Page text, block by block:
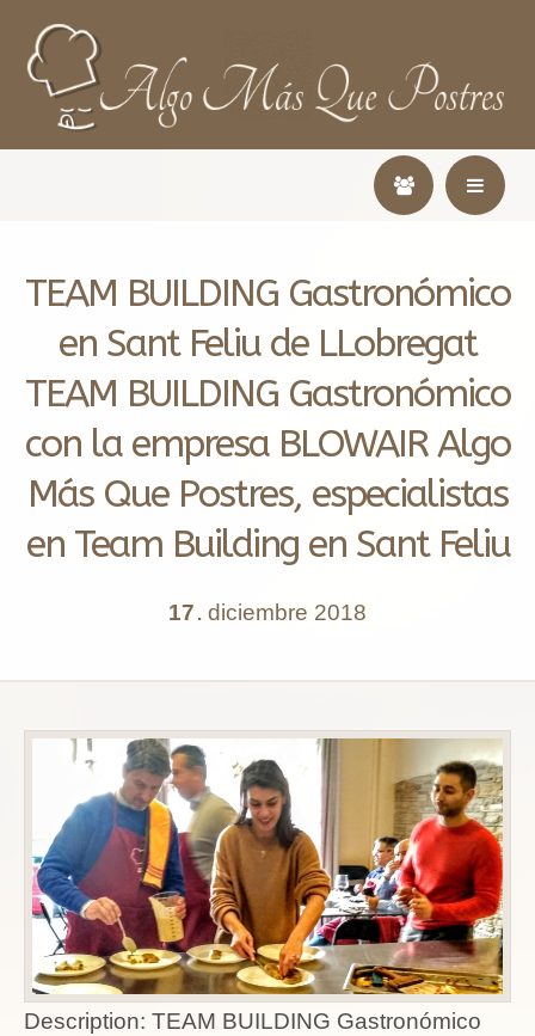
TEAM BUILDING Gastronómico
en Sant Feliu de LLobregat
TEAM BUILDING Gastronómico
con la empresa BLOWAIR Algo
Más Que Postres, especialistas
en Team Building en Sant Feliu
17 . diciembre 2018
Description: TEAM BUILDING Gastronómico